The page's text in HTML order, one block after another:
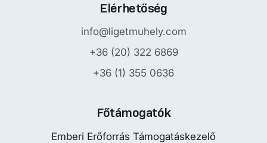
Elérhetőség
info@ligetmuhely.com
+36 (20) 322 6869
+36 (1) 355 0636
Főtámogatók
Emberi Erőforrás Támogatáskezelő